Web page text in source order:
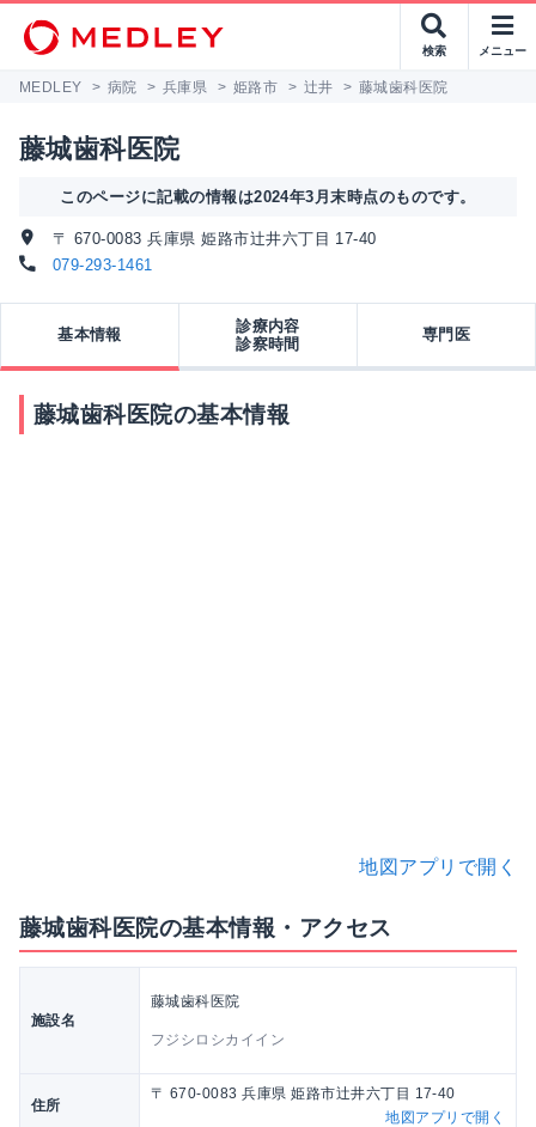
検索 メニュー
MEDLEY > 病院 > 兵庫県 > 姫路市 > 辻井 > 藤城歯科医院
藤城歯科医院
このページに記載の情報は2024年3月末時点のものです。
〒 670-0083 兵庫県 姫路市辻井六丁目 17-40
079-293-1461
基本情報
診療内容
診察時間
専門医
藤城歯科医院の基本情報
地図アプリで開く
藤城歯科医院の基本情報・アクセス
施設名
藤城歯科医院
フジシロシカイイン
住所
〒 670-0083 兵庫県 姫路市辻井六丁目 17-40
地図アプリで開く